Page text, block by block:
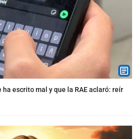
escrito mal y que la RAE aclaró: reír